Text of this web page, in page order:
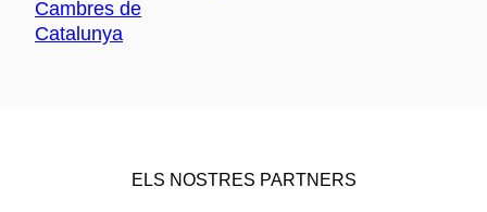
ELS NOSTRES PARTNERS